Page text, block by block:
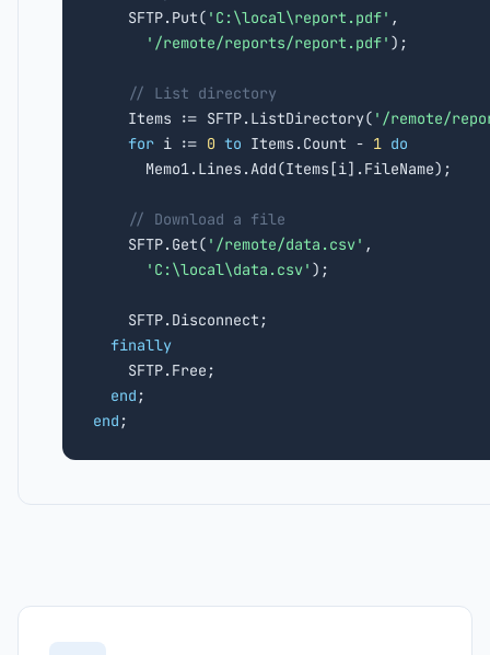
    SFTP.Put(
'C:\local\report.pdf' ,
'/remote/reports/report.pdf' );
// List directory
    Items := SFTP.ListDirectory(
'/remote/
for i := 0 to Items.Count - 1 do
      Memo1.Lines.Add(Items[i].FileName);
// Download a file
    SFTP.Get(
'/remote/data.csv' ,
'C:\local\data.csv' );
    SFTP.Disconnect;
finally
    SFTP.Free;
end
end ;